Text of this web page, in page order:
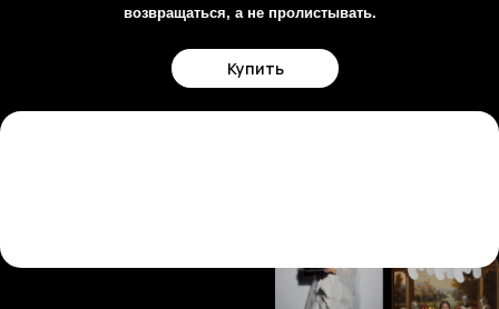
возвращаться, а не пролистывать.
Купить